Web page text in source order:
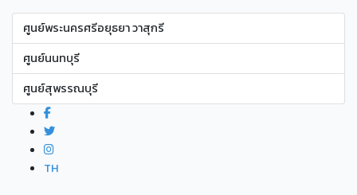
ศูนย์พระนครศรีอยุธยา วาสุกรี
ศูนย์นนทบุรี
ศูนย์สุพรรณบุรี
TH